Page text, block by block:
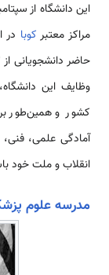
مراکز معتبر کوبا
وظایف این
کشور و همین‌طور
آمادگی علمی، فنی،
انقلاب و ملت خود
مدرسه علوم